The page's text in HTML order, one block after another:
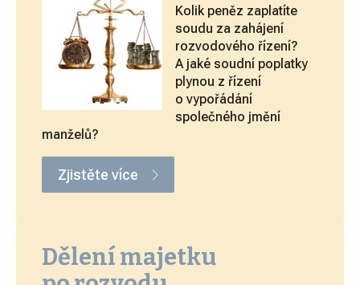
Kolik peněz zaplatíte
soudu za zahájení
rozvodového řízení?
A jaké soudní poplatky
plynou z řízení
o vypořádání
společného jmění
manželů?
Zjistěte více
Dělení majetku